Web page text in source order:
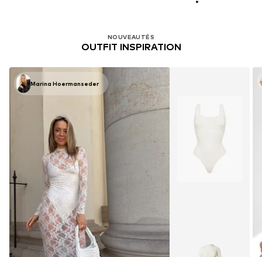
NOUVEAUTÉS
OUTFIT INSPIRATION
Marina Hoermanseder